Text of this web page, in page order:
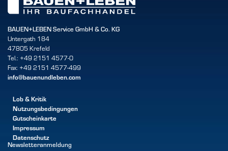
BAUEN+LEBEN Service GmbH & Co. KG
Untergath 184
47805 Krefeld
Tel.: +49 2151 4577-0
Fax: +49 2151 4577-499
info@bauenundleben.com
Lob & Kritik
Nutzungsbedingungen
Gutscheinkarte
Impressum
Datenschutz
Newsletteranmeldung